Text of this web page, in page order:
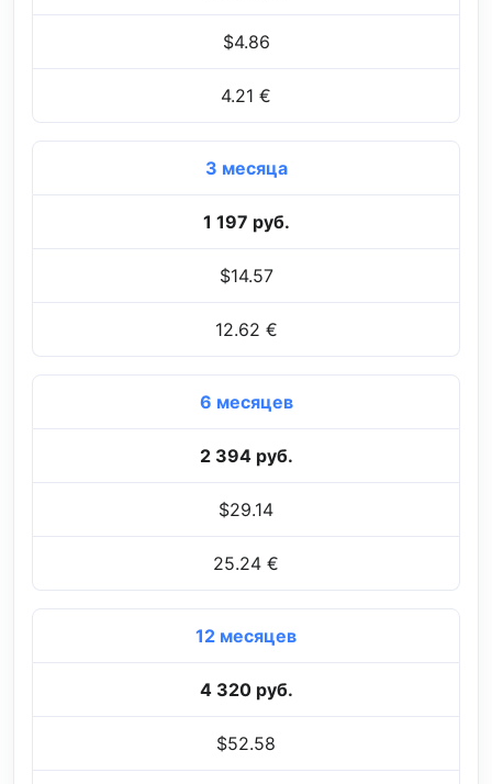
$4.86
4.21 €
3 месяца
1 197 руб.
$14.57
12.62 €
6 месяцев
2 394 руб.
$29.14
25.24 €
12 месяцев
4 320 руб.
$52.58